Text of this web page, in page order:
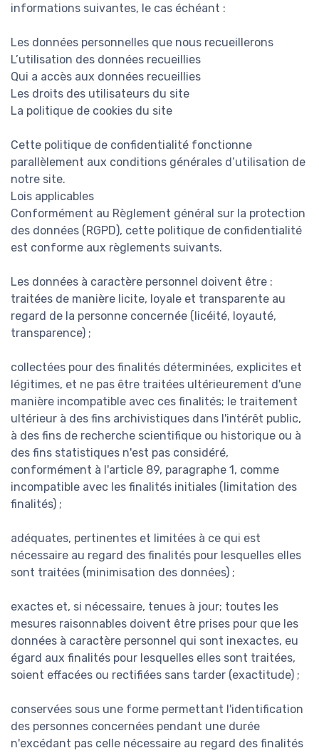
informations suivantes, le cas échéant :
Les données personnelles que nous recueillerons
L’utilisation des données recueillies
Qui a accès aux données recueillies
Les droits des utilisateurs du site
La politique de cookies du site
Cette politique de confidentialité fonctionne
parallèlement aux conditions générales d’utilisation de
notre site.
Lois applicables
Conformément au Règlement général sur la protection
des données (RGPD), cette politique de confidentialité
est conforme aux règlements suivants.
Les données à caractère personnel doivent être :
traitées de manière licite, loyale et transparente au
regard de la personne concernée (licéité, loyauté,
transparence) ;
collectées pour des finalités déterminées, explicites et
légitimes, et ne pas être traitées ultérieurement d'une
manière incompatible avec ces finalités; le traitement
ultérieur à des fins archivistiques dans l'intérêt public,
à des fins de recherche scientifique ou historique ou à
des fins statistiques n'est pas considéré,
conformément à l'article 89, paragraphe 1, comme
incompatible avec les finalités initiales (limitation des
finalités) ;
adéquates, pertinentes et limitées à ce qui est
nécessaire au regard des finalités pour lesquelles elles
sont traitées (minimisation des données) ;
exactes et, si nécessaire, tenues à jour; toutes les
mesures raisonnables doivent être prises pour que les
données à caractère personnel qui sont inexactes, eu
égard aux finalités pour lesquelles elles sont traitées,
soient effacées ou rectifiées sans tarder (exactitude) ;
conservées sous une forme permettant l'identification
des personnes concernées pendant une durée
n'excédant pas celle nécessaire au regard des finalités